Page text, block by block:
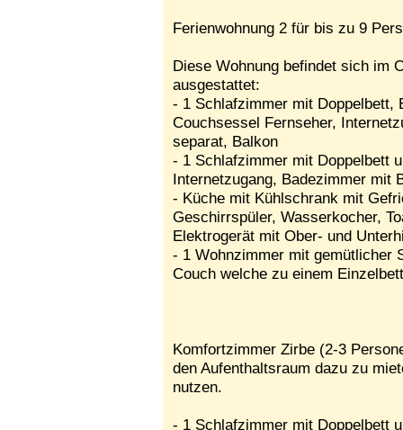
Ferienwohnung 2 für bis zu 9
Diese Wohnung befindet sich im
ausgestattet:
- 1 Schlafzimmer mit Doppelbett,
Couchsessel Fernseher,
separat, Balkon
- 1 Schlafzimmer mit Doppelbett
Internetzugang, Badezimmer mit
- Küche mit Kühlschrank mit
Geschirrspüler, Wasserkocher,
Elektrogerät mit Ober- und
- 1 Wohnzimmer mit gemütlicher
Couch welche zu einem
Komfortzimmer Zirbe (2-3
den Aufenthaltsraum dazu zu
nutzen.
- 1 Schlafzimmer mit Doppelbett